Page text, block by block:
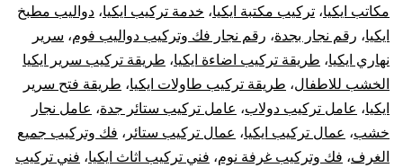
أثاث
أيكيا
صيانة
وإصلاح
مكاتب ايكيا، تركيب مكتبة ايكيا، خدمة تركيب ايكيا، دواليب مطبخ
ايكيا، رقم نجار بجدة، رقم نجار فك وتركيب دواليب فوم، سرير
نهاري ايكيا، طريقة تركيب اضاءة ايكيا، طريقة تركيب سرير ايكيا
الخشب للاطفال، طريقة تركيب طاولات ايكيا، طريقة فتح سرير
ايكيا، عامل تركيب دولاب، عامل تركيب ستائر جدة، عامل نجار
خشب، عمال تركيب ايكيا، عمال تركيب ستائر ، فك وتركيب جميع
الغرف، فك وتركيب غرفة نوم، فني تركيب اثاث ايكيا، فني تركيب